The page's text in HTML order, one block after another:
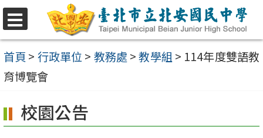
選
單
跳
至
主
要
容
區
首頁 > 行政單位 > 教務處 >教學組 > 114年度雙語教
育博覽會
校園公告